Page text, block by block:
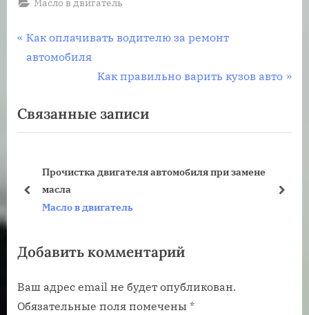
Масло в двигатель
Навигация
П
р
ы
д
а
а
и
с
Как оплачивать водителю за ремонт
автомобиля
С
е
д
ю
а
з
п
и
Как правильно варить кузов авто
Связанные записи
Прочистка двигателя автомобиля при замене
масла
Масло в двигатель
пред
Добавить комментарий
Ваш адрес email не будет опубликован.
Обязательные поля помечены *